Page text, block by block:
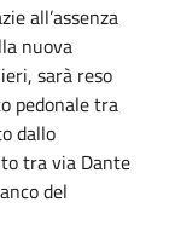
all’assenza
nuova
sarà reso
pedonale tra
dallo
tra via Dante
del